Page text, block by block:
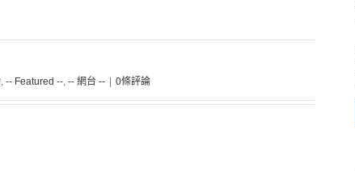
, -- Featured --, -- 網台 -- 0條評論